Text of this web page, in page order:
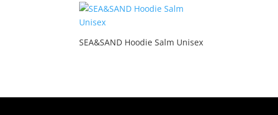
SEA&SAND Hoodie Salm Unisex